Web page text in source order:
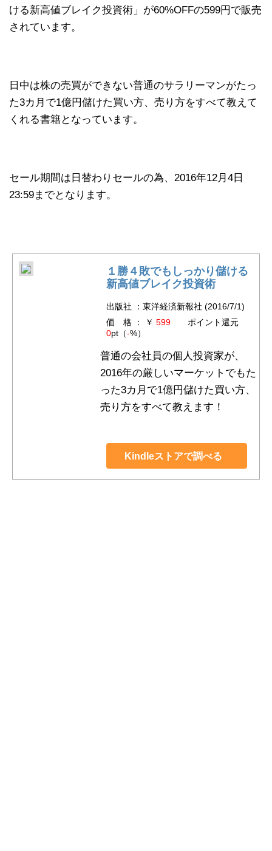
ける新高値ブレイク投資術」が60%OFFの599円で販売
されています。
日中は株の売買ができない普通のサラリーマンがたっ
た3カ月で1億円儲けた買い方、売り方をすべて教えて
くれる書籍となっています。
セール期間は日替わりセールの為、2016年12月4日
23:59までとなります。
１勝４敗でもしっかり儲ける
新高値ブレイク投資術
出版社 ：東洋経済新報社 (2016/7/1)
価 格 ： ￥ 599ポイント還元
0pt（-%）
普通の会社員の個人投資家が、
2016年の厳しいマーケットでもた
った3カ月で1億円儲けた買い方、
売り方をすべて教えます！
Kindleストアで調べる